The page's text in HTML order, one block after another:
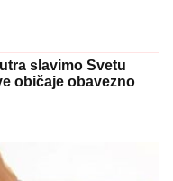
slavimo Svetu
običaje obavezno